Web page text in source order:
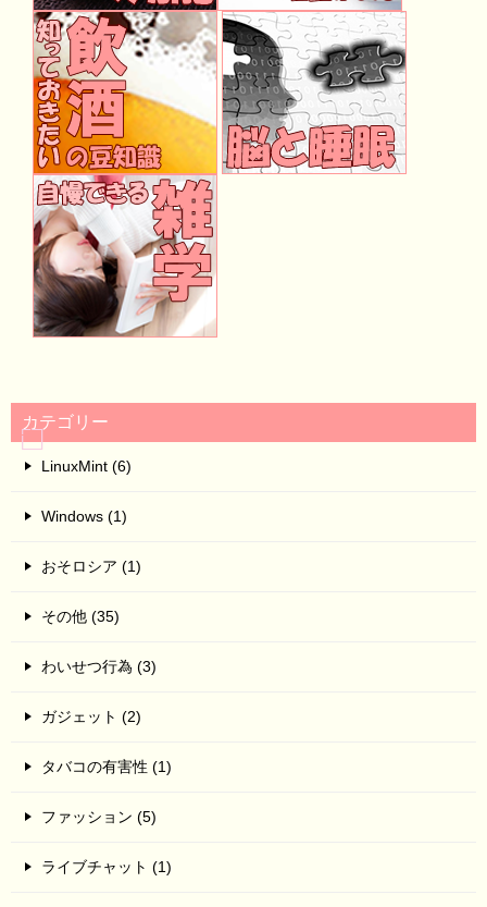
カテゴリー
LinuxMint (6)
Windows (1)
おそロシア (1)
その他 (35)
わいせつ行為 (3)
ガジェット (2)
タバコの有害性 (1)
ファッション (5)
ライブチャット (1)